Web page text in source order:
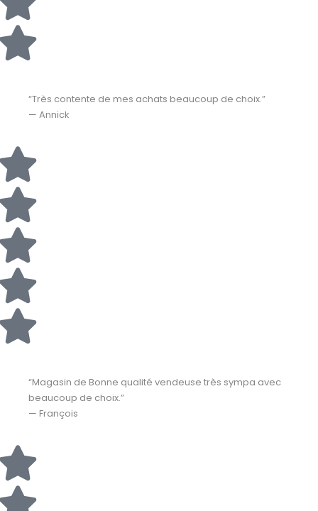
“Très contente de mes achats beaucoup de choix.”
— Annick
“Magasin de Bonne qualité vendeuse très sympa avec
beaucoup de choix.”
— François